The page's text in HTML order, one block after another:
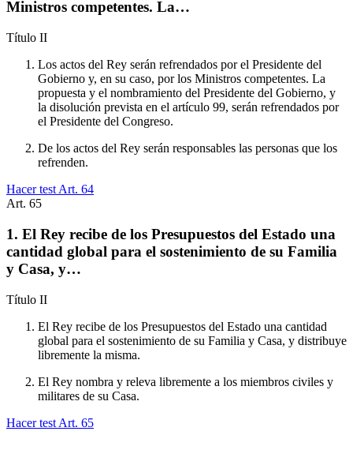
Ministros competentes. La…
Título II
Los actos del Rey serán refrendados por el Presidente del
Gobierno y, en su caso, por los Ministros competentes. La
propuesta y el nombramiento del Presidente del Gobierno, y
la disolución prevista en el artículo 99, serán refrendados por
el Presidente del Congreso.
De los actos del Rey serán responsables las personas que los
refrenden.
Hacer test Art. 64
Art. 65
1. El Rey recibe de los Presupuestos del Estado una
cantidad global para el sostenimiento de su Familia
y Casa, y…
Título II
El Rey recibe de los Presupuestos del Estado una cantidad
global para el sostenimiento de su Familia y Casa, y distribuye
libremente la misma.
El Rey nombra y releva libremente a los miembros civiles y
militares de su Casa.
Hacer test Art. 65